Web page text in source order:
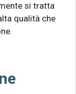
si tratta
qualità che